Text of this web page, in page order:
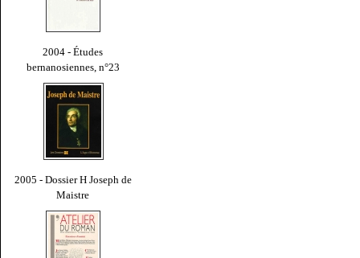
2004 - Études
bernanosiennes, n°23
2005 - Dossier H Joseph de
Maistre